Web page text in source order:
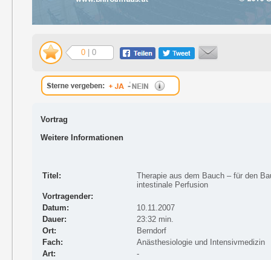
0 | 0
Vortrag
Weitere Informationen
Titel:
Therapie aus dem Bauch – für den
intestinale Perfusion
Vortragender:
Datum:
10.11.2007
Dauer:
23:32 min.
Ort:
Berndorf
Fach:
Anästhesiologie und Intensivmedizin
Art:
-